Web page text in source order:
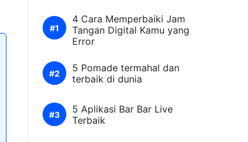
4 Cara Memperbaiki Jam
Tangan Digital Kamu yang
Error
5 Pomade termahal dan
terbaik di dunia
5 Aplikasi Bar Bar Live
Terbaik